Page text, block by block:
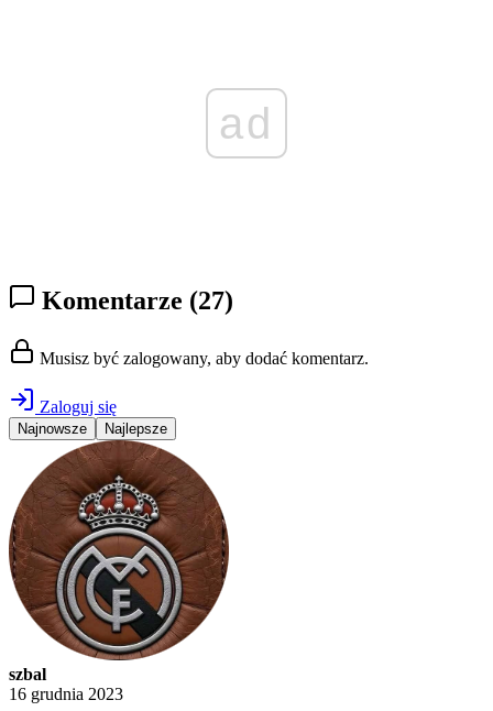
ad
Komentarze (27)
Musisz być zalogowany, aby dodać komentarz.
Zaloguj się
Najnowsze Najlepsze
szbal
16 grudnia 2023